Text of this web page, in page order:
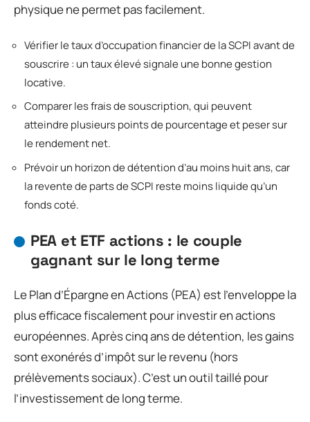
physique ne permet pas facilement.
Vérifier le taux d’occupation financier de la SCPI avant de
souscrire : un taux élevé signale une bonne gestion
locative.
Comparer les frais de souscription, qui peuvent
atteindre plusieurs points de pourcentage et peser sur
le rendement net.
Prévoir un horizon de détention d’au moins huit ans, car
la revente de parts de SCPI reste moins liquide qu’un
fonds coté.
PEA et ETF actions : le couple
gagnant sur le long terme
Le Plan d’Épargne en Actions (PEA) est l’enveloppe la
plus efficace fiscalement pour investir en actions
européennes. Après cinq ans de détention, les gains
sont exonérés d’impôt sur le revenu (hors
prélèvements sociaux). C’est un outil taillé pour
l’investissement de long terme.